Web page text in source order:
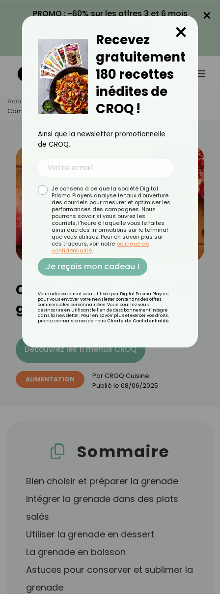
PROMO : -60% sur les offres 3 et 6 mois
VOIR LA PROMO
×
Accueil Actus
Alimentation
Comment Bien Cuisiner La Grenade ?
Comment bien cuisiner la
grenade ?
Découvrez les 11 menus CROQ
ALIMENTATION Par CROQ Cuisine
Publié le 08/06/2025
Sommaire
Bien choisir et préparer la grenade
Intégrer la grenade dans des plats
salés
Utiliser la grenade en dessert
La grenade en boisson
Astuces pour conserver et sublimer la
grenade
Recevez
gratuitement
180 recettes
inédites de
CROQ !
×
Ainsi que la newsletter promotionnelle
de CROQ.
Je consens à ce que la société Digital
Prisma Players analyse le taux d'ouverture
des courriels pour mesurer et optimiser les
performances des campagnes. Nous
pourrons savoir si vous ouvrez les
courriels, l'heure à laquelle vous le faites
ainsi que des informations sur le terminal
que vous utilisez. Pour en savoir plus sur
ces traceurs, voir notre politique de
confidentialité.
Je reçois mon cadeau !
Votre adresse email sera utilisée par Digital Prisma Players
pour vous envoyer votre newsletter contenant des offres
commerciales personnalisées. Vous pourrez vous
désinscrire en utilisant le lien de désabonnement intégré
dans la newsletter. Pour en savoir plus et exercer vos droits,
prenez connaissance de notre Charte de Confidentialité.